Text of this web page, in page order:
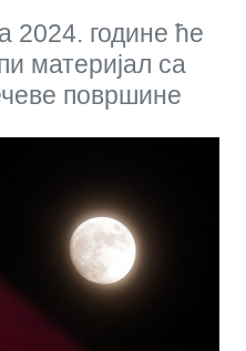
2024. године ће
материјал са
површине